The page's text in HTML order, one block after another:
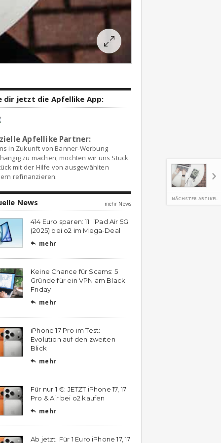
NÄCHSTER ARTIKEL
dir jetzt die Apfellike App:
Apfellike Partner:
in Zukunft von Banner-Werbung
zu machen, möchten wir uns Stück
mit der Hilfe von ausgewählten
refinanzieren.
News mehr News
414 Euro sparen: 11″ iPad Air 5G
(2025) bei o2 im Mega-Deal
 mehr
Keine Chance für Scams: 5
Gründe für ein VPN am Black
Friday
 mehr
iPhone 17 Pro im Test:
Evolution auf den zweiten
Blick
 mehr
Für nur 1 €: JETZT iPhone 17, 17
Pro & Air bei o2 kaufen
 mehr
Ab jetzt: Für 1 Euro iPhone 17, 17